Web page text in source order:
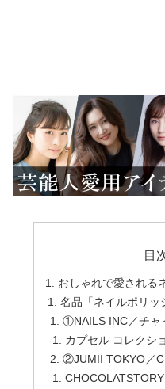
目
おしゃれで愛される
名品「ネイルポリッ
①NAILS INC／チャ
カプセル コレクシ
②JUMII TOKYO／
CHOCOLATSTORY